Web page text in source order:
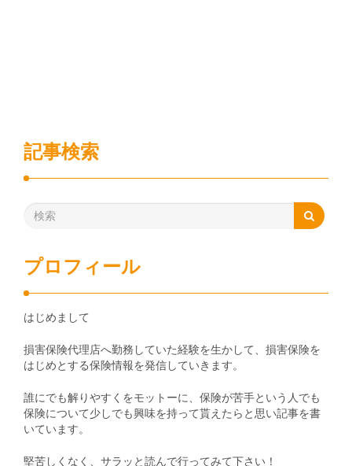
記事検索
プロフィール
はじめまして
損害保険代理店へ勤務していた経験を生かして、損害保険を
はじめとする保険情報を発信していきます。
誰にでも解りやすくをモットーに、保険が苦手という人でも
保険について少しでも興味を持って貰えたらと思い記事を書
いています。
堅苦しくなく、サラッと読んで行ってみて下さい！